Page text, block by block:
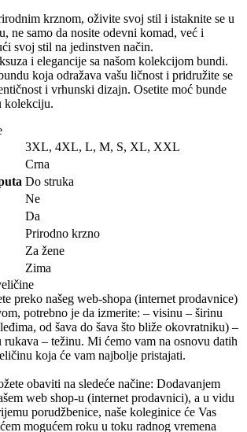
krznom, oživite svoj stil i istaknite se u
ne samo da nosite odevni komad, već i
svoj stil na jedinstven način.
i elegancije sa našom kolekcijom bundi.
koja odražava vašu ličnost i pridružite se
i vrhunski dizajn. Osetite moć bunde
kolekciju.
3XL, 4XL, L, M, S, XL, XXL
Crna
Do struka
Ne
Da
Prirodno krzno
Za žene
Zima
preko našeg web-shopa (internet prodavnice)
potrebno je da izmerite: – visinu – širinu
od šava do šava što bliže okovratniku) –
– težinu. Mi ćemo vam na osnovu datih
koja će vam najbolje pristajati.
obaviti na sledeće načine: Dodavanjem
web shop-u (internet prodavnici), a u vidu
porudžbenice, naše koleginice će Vas
mogućem roku u toku radnog vremena